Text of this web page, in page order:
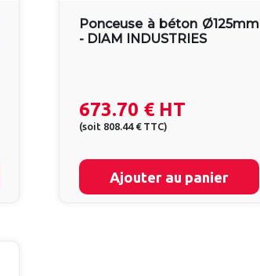
Ponceuse à béton Ø125mm
- DIAM INDUSTRIES
673.70 € HT
(soit 808.44 € TTC)
Ajouter au panier